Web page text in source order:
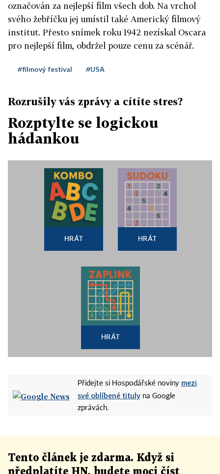
označován za nejlepší film všech dob. Na vrchol
svého žebříčku jej umístil také Americký filmový
institut. Přesto snímek roku 1942 nezískal Oscara
pro nejlepší film, obdržel pouze cenu za scénář.
#filmový festival #USA
Rozrušily vás zprávy a cítíte stres?
Rozptylte se logickou
hádankou
HRÁT HRÁT
HRÁT
Přidejte si Hospodářské noviny mezi
své oblíbené tituly na Google
zprávách.
Tento článek je zdarma. Když si
předplatíte HN, budete moci číst